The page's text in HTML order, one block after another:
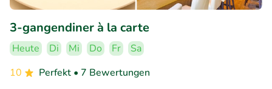
3-gangendiner à la carte
Heute Di Mi Do Fr
Sa
10
Perfekt • 7 Bewertungen